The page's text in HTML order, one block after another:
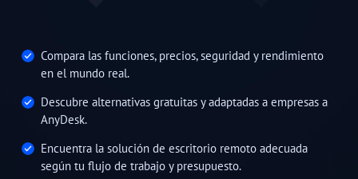
Compara las funciones, precios, seguridad y rendimiento
en el mundo real.
Descubre alternativas gratuitas y adaptadas a empresas a
AnyDesk.
Encuentra la solución de escritorio remoto adecuada
según tu flujo de trabajo y presupuesto.